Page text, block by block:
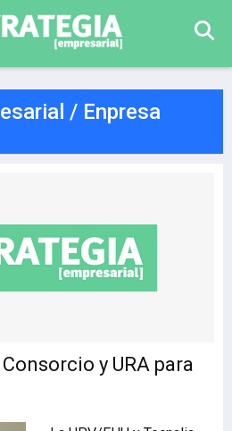
/ Enpresa
y URA para